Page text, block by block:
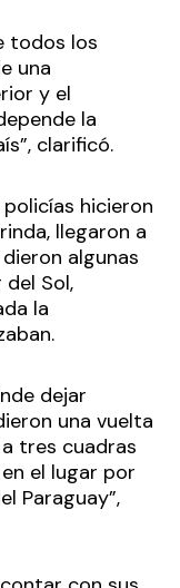
todos los
una
y el
la
clarificó.
hicieron
llegaron a
algunas
Sol,
la
dejar
una vuelta
tres cuadras
el lugar por
Paraguay”,